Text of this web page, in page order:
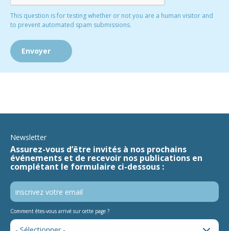
This question is for testing whether or not you are a human visitor and
to prevent automated spam submissions.
Newsletter
Assurez-vous d’être invités à nos prochains
événements et de recevoir nos publications en
complétant le formulaire ci-dessous :
Comment êtes-vous arrivé sur cette page ?